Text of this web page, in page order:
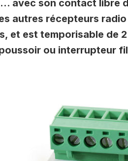
avec son contact libre
autres récepteurs
et est temporisable de
ou interrupteur